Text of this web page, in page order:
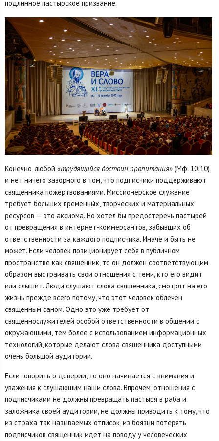
подлинное пастырское призвание.
Конечно, любой «трудящийся достоин пропитания» (Мф. 10:10),
и нет ничего зазорного в том, что подписчики поддерживают
священника пожертвованиями. Миссионерское служение
требует больших временны́х, творческих и материальных
ресурсов — это аксиома. Но хотел бы предостеречь пастырей
от превращения в интернет-коммерсантов, забывших об
ответственности за каждого подписчика. Иначе и быть не
может. Если человек позиционирует себя в публичном
пространстве как священник, то он должен соответствующим
образом выстраивать свои отношения с теми, кто его видит
или слышит. Люди слушают слова священника, смотрят на его
жизнь прежде всего потому, что этот человек облечен
священным саном. Одно это уже требует от
священнослужителей особой ответственности в общении с
окружающими, тем более с использованием информационных
технологий, которые делают слова священника доступными
очень большой аудитории.
Если говорить о доверии, то оно начинается с внимания и
уважения к слушающим наши слова. Впрочем, отношения с
подписчиками не должны превращать пастыря в раба и
заложника своей аудитории, не должны приводить к тому, что
из страха так называемых отписок, из боязни потерять
подписчиков священник идет на поводу у человеческих